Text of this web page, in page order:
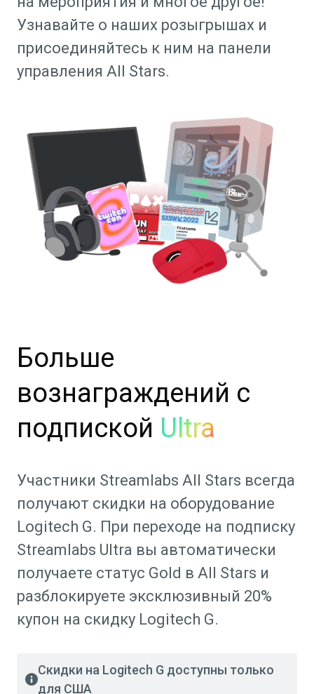
Узнавайте о наших розыгрышах и
присоединяйтесь к ним на панели
управления All Stars.
Больше
вознаграждений с
подпиской Ultra
Участники Streamlabs All Stars всегда
получают скидки на оборудование
Logitech G. При переходе на подписку
Streamlabs Ultra вы автоматически
получаете статус Gold в All Stars и
разблокируете эксклюзивный 20%
купон на скидку Logitech G.
Скидки на Logitech G доступны только
для США